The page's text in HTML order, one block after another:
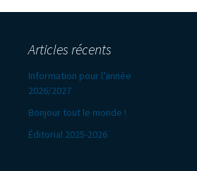
Articles récents
Information pour l’année
2026/2027
Bonjour tout le monde !
Éditorial 2025-2026